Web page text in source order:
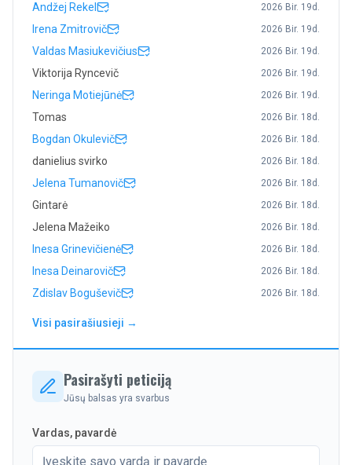
Andžej Rekel 2026 Bir. 19d.
Irena Zmitrovič 2026 Bir. 19d.
Valdas Masiukevičius 2026 Bir. 19d.
Viktorija Ryncevič 2026 Bir. 19d.
Neringa Motiejūnė 2026 Bir. 19d.
Tomas 2026 Bir. 18d.
Bogdan Okulevič 2026 Bir. 18d.
danielius svirko 2026 Bir. 18d.
Jelena Tumanovič 2026 Bir. 18d.
Gintarė 2026 Bir. 18d.
Jelena Mažeiko 2026 Bir. 18d.
Inesa Grinevičienė 2026 Bir. 18d.
Inesa Deinarovič 2026 Bir. 18d.
Zdislav Boguševič 2026 Bir. 18d.
Visi pasirašiusieji →
Pasirašyti peticiją
Jūsų balsas yra svarbus
Vardas, pavardė